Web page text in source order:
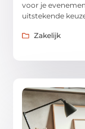
voor je
uitstekende
Zakelijk